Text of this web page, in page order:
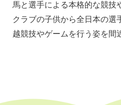
馬と選手による本格的な競技
クラブの子供から全日本の選
越競技やゲームを行う姿を間